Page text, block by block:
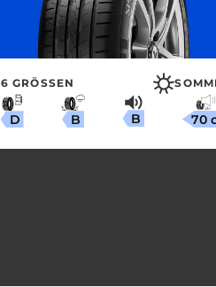
6 GRÖSSEN
D B B 70